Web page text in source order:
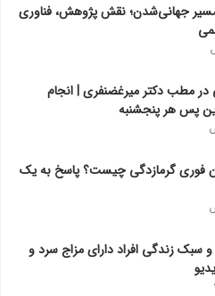
مسیر جهانی‌شدن؛ نقش پژوهش، فناوری
مطب دکتر میرغضنفری | انجام
پس هر پنجشنبه
فوری گرمازدگی چیست؟ پاسخ به یک
زندگی افراد دارای مزاج سرد و